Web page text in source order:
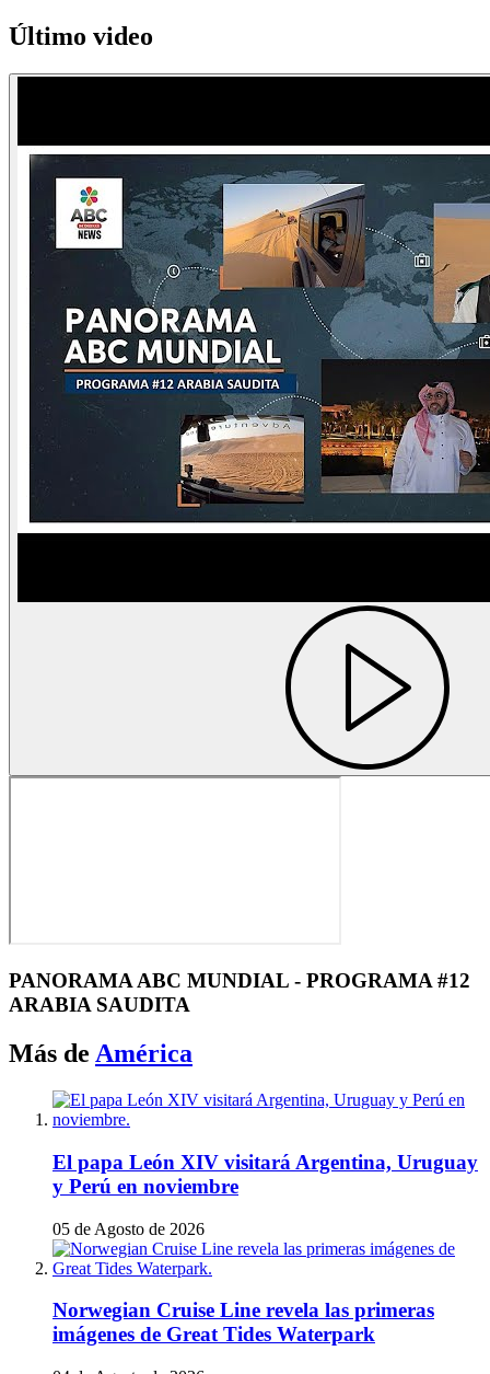
Último video
PANORAMA ABC MUNDIAL - PROGRAMA #12
ARABIA SAUDITA
Más de América
El papa León XIV visitará Argentina, Uruguay
y Perú en noviembre
05 de Agosto de 2026
Norwegian Cruise Line revela las primeras
imágenes de Great Tides Waterpark